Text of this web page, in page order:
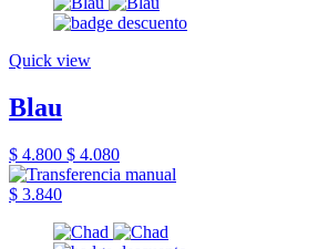
Quick view
Blau
$ 4.800 $ 4.080
$ 3.840